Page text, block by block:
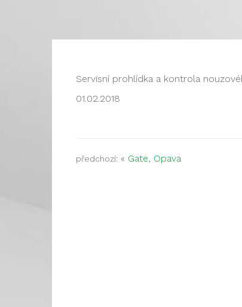
Servisní prohlídka a kontrola
01.02.2018
předchozí: « Gate, Opava